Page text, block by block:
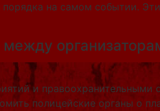
на самом событии.
и правоохранительными
полицейские органы о